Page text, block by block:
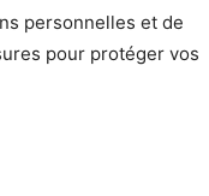
personnelles et de
pour protéger vos